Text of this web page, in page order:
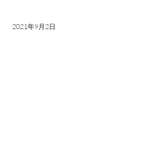
2021年9月2日